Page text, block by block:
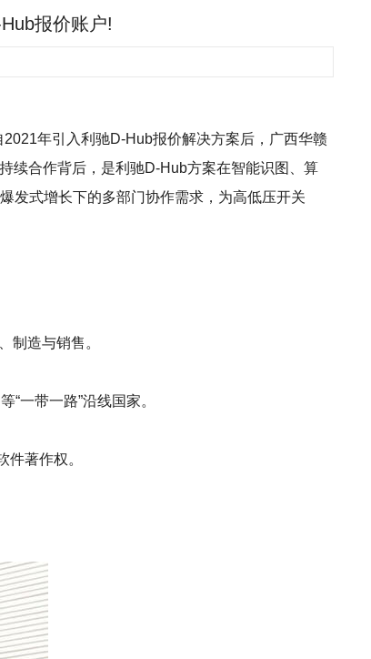
报价账户!
年引入利驰D-Hub报价解决方案后，广西华赣
续合作背后，是利驰D-Hub方案在智能识图、算
发式增长下的多部门协作需求，为高低压开关
制造与销售。
一带一路”沿线国家。
件著作权。